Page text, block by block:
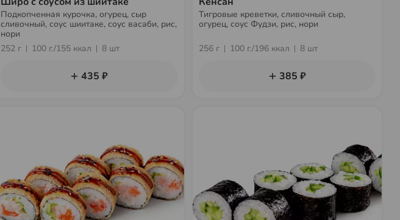
Подкопченная курочка, огурец, сыр
сливочный, соус шиитаке, соус васаби, рис,
нори
252 г
100 г./155 ккал 8 шт
435 ₽
Тигровые креветки, сливочный сыр,
огурец, соус Фудзи, рис, нори
256 г 100 г./196 ккал 8 шт
385 ₽